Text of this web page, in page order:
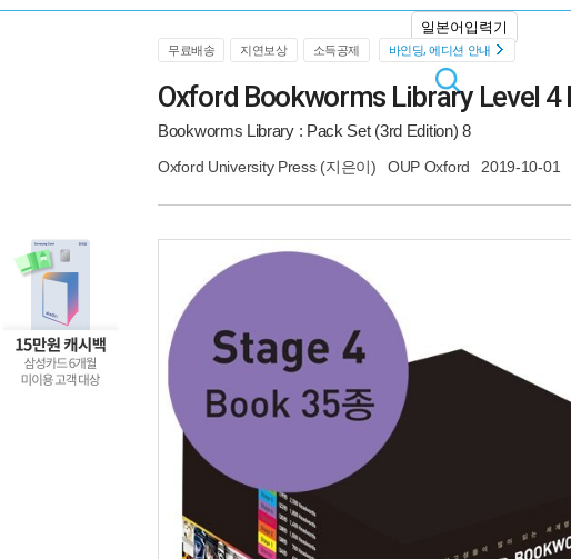
일본어입력기
무료배송 지연보상 소득공제 바인딩, 에디션 안내
Oxford Bookworms Library Level 4
Bookworms Library : Pack Set (3rd Edition) 8
Oxford University Press(지은이) OUP Oxford 2019-10-01